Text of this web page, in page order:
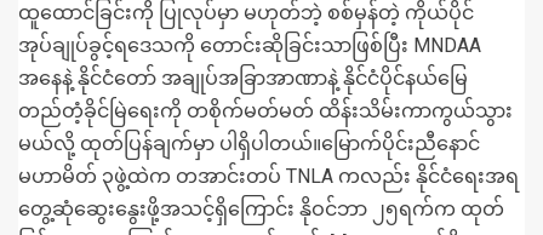
ထူထောင်ခြင်းကို ပြုလုပ်မှာ မဟုတ်ဘဲ့ စစ်မှန်တဲ့ ကိုယ်ပိုင်
အုပ်ချုပ်ခွင့်ရဒေသကို တောင်းဆိုခြင်းသာဖြစ်ပြီး MNDAA
အနေနဲ့ နိုင်ငံတော် အချုပ်အခြာအာဏာနဲ့ နိုင်ငံပိုင်နယ်မြေ
တည်တံ့ခိုင်မြဲရေးကို တစိုက်မတ်မတ် ထိန်းသိမ်းကာကွယ်သွား
မယ်လို့ ထုတ်ပြန်ချက်မှာ ပါရှိပါတယ်။မြောက်ပိုင်းညီနောင်
မဟာမိတ် ၃ဖွဲ့ထဲက တအာင်းတပ် TNLA ကလည်း နိုင်ငံရေးအရ
တွေ့ဆုံဆွေးနွေးဖို့အသင့်ရှိကြောင်း နိုဝင်ဘာ ၂၅ရက်က ထုတ်